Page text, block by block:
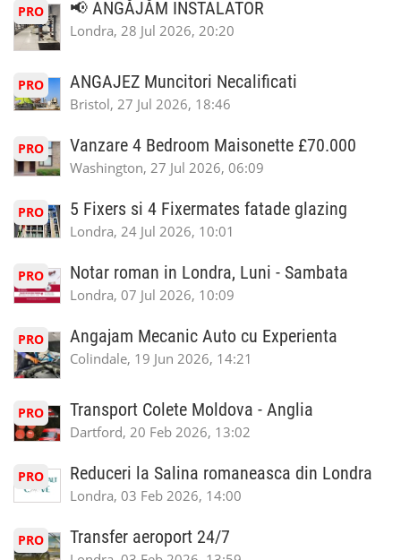
PRO 📢 ANGĂJĂM INSTALATOR
Londra, 28 Jul 2026, 20:20
PRO ANGAJEZ Muncitori Necalificati
Bristol, 27 Jul 2026, 18:46
PRO Vanzare 4 Bedroom Maisonette £70.000
Washington, 27 Jul 2026, 06:09
PRO 5 Fixers si 4 Fixermates fatade glazing
Londra, 24 Jul 2026, 10:01
PRO Notar roman in Londra, Luni - Sambata
Londra, 07 Jul 2026, 10:09
PRO Angajam Mecanic Auto cu Experienta
Colindale, 19 Jun 2026, 14:21
PRO Transport Colete Moldova - Anglia
Dartford, 20 Feb 2026, 13:02
PRO Reduceri la Salina romaneasca din Londra
Londra, 03 Feb 2026, 14:00
PRO Transfer aeroport 24/7